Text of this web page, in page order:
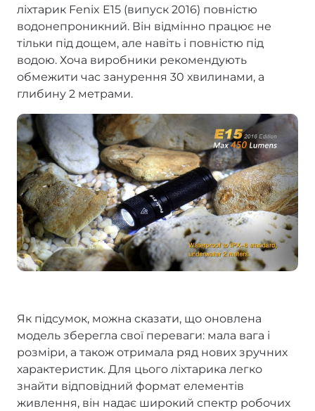
ліхтарик Fenix E15 (випуск 2016) повністю
водонепроникний. Він відмінно працює не
тільки під дощем, але навіть і повністю під
водою. Хоча виробники рекомендують
обмежити час занурення 30 хвилинами, а
глибину 2 метрами.
Як підсумок, можна сказати, що оновлена
модель зберегла свої переваги: мала вага і
розміри, а також отримала ряд нових зручних
характеристик. Для цього ліхтарика легко
знайти відповідний формат елементів
живлення, він надає широкий спектр робочих